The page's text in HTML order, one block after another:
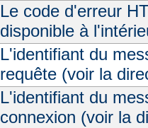
Le code d'erreur
disponible à
L'identifiant du
requête (voir la
L'identifiant du
connexion (voir la